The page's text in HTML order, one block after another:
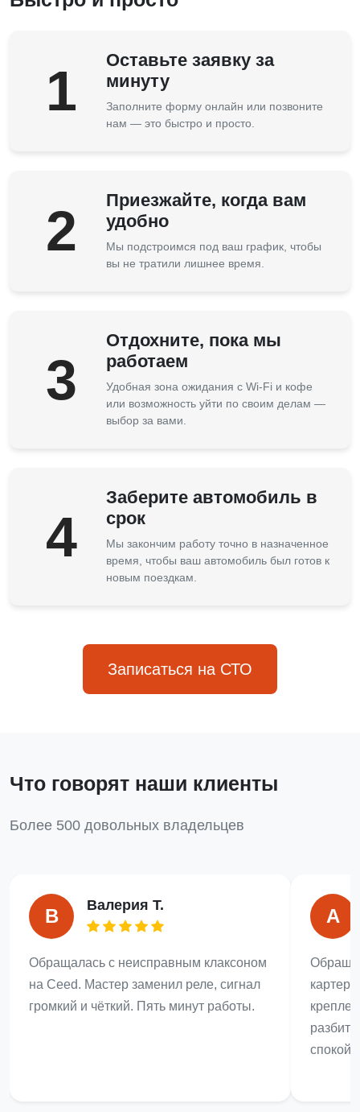
1
Оставьте заявку за
минуту
Заполните форму онлайн или позвоните
нам — это быстро и просто.
2
Приезжайте, когда вам
удобно
Мы подстроимся под ваш график, чтобы
вы не тратили лишнее время.
3
Отдохните, пока мы
работаем
Удобная зона ожидания с Wi-Fi и кофе
или возможность уйти по своим делам —
выбор за вами.
4
Заберите автомобиль в
срок
Мы закончим работу точно в назначенное
время, чтобы ваш автомобиль был готов к
новым поездкам.
Записаться на СТО
Что говорят наши клиенты
Более 500 довольных владельцев
В
Валерия Т.
Обращалась с неисправным клаксоном
на Ceed. Мастер заменил реле, сигнал
громкий и чёткий. Пять минут работы.
А